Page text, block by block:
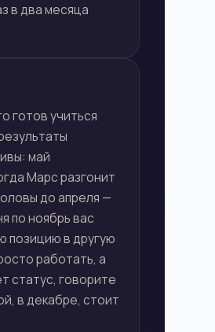
в два месяца
готов учиться
май
Марс разгонит
до апреля —
по ноябрь вас
позицию в другую
работать, а
статус, говорите
в декабре, стоит